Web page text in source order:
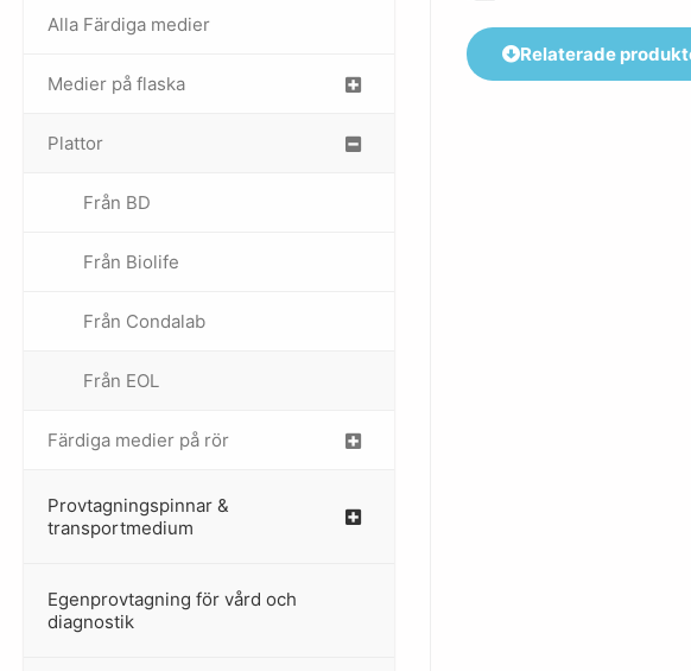
Alla Färdiga medier
Medier på flaska
–
Plattor
–
Från BD
Från Biolife
–
Från Condalab
Från EOL
–
Färdiga medier på rör
–
Provtagningspinnar &
transportmedium
–
Egenprovtagning för vård och
diagnostik
–
Relaterade